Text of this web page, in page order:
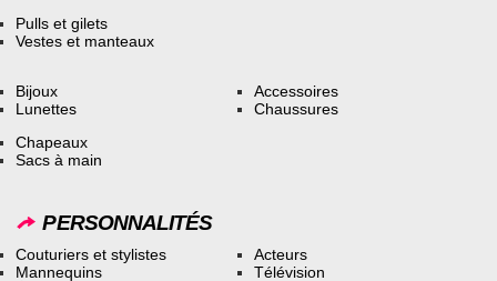
Pulls et gilets
Vestes et manteaux
Bijoux
Lunettes
Accessoires
Chaussures
Chapeaux
Sacs à main
PERSONNALITÉS
Couturiers et stylistes
Mannequins
Acteurs
Télévision